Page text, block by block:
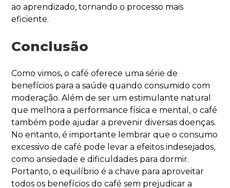
ao aprendizado, tornando o processo mais
eficiente.
Conclusão
Como vimos, o café oferece uma série de
benefícios para a saúde quando consumido com
moderação. Além de ser um estimulante natural
que melhora a performance física e mental, o café
também pode ajudar a prevenir diversas doenças.
No entanto, é importante lembrar que o consumo
excessivo de café pode levar a efeitos indesejados,
como ansiedade e dificuldades para dormir.
Portanto, o equilíbrio é a chave para aproveitar
todos os benefícios do café sem prejudicar a